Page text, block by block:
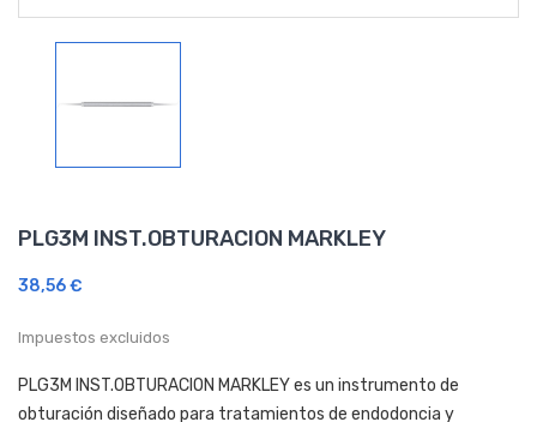
PLG3M INST.OBTURACION MARKLEY
38,56 €
Impuestos excluidos
PLG3M INST.OBTURACION MARKLEY es un instrumento de
obturación diseñado para tratamientos de endodoncia y